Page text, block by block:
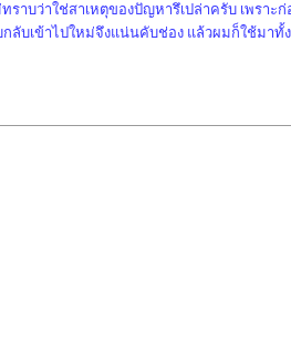
าบว่าใช่สาเหตุของปัญหารึเปล่าครับ เพราะ
ลับเข้าไปใหม่จึงแน่นคับช่อง แล้วผมก็ใช้มาทั้